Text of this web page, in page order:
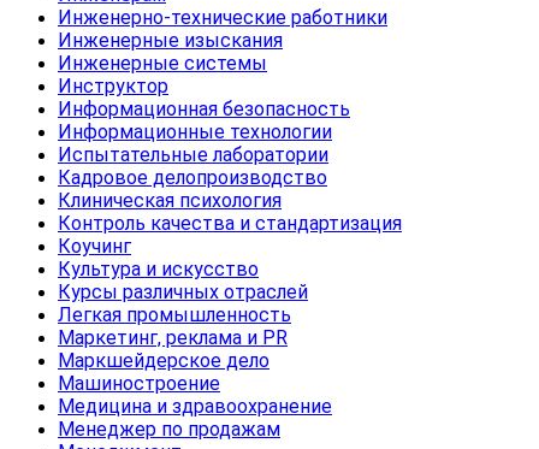
Инженерно-технические работники
Инженерные изыскания
Инженерные системы
Инструктор
Информационная безопасность
Информационные технологии
Испытательные лаборатории
Кадровое делопроизводство
Клиническая психология
Контроль качества и стандартизация
Коучинг
Культура и искусство
Курсы различных отраслей
Легкая промышленность
Маркетинг, реклама и PR
Маркшейдерское дело
Машиностроение
Медицина и здравоохранение
Менеджер по продажам